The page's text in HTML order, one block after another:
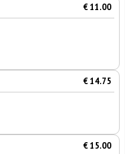
€ 11.00
€ 14.75
€ 15.00